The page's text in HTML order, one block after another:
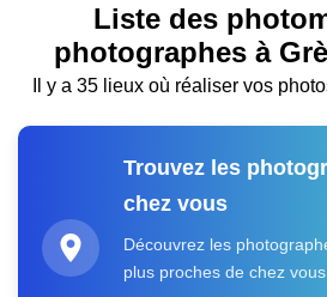
Liste des
photographes à
Il y a 35 lieux où réaliser vos
Trouvez les
chez vous
Découvrez les
plus proches de chez